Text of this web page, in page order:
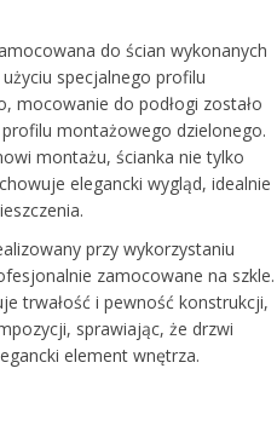
do ścian wykonanych
specjalnego profilu
mocowanie do podłogi zostało
montażowego dzielonego.
montażu, ścianka nie tylko
elegancki wygląd, idealnie
przy wykorzystaniu
zamocowane na szkle.
trwałość i pewność konstrukcji,
sprawiając, że drzwi
element wnętrza.